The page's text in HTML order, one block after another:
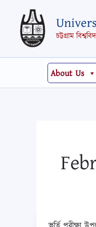
content
চট্টগ্রাম
About Us